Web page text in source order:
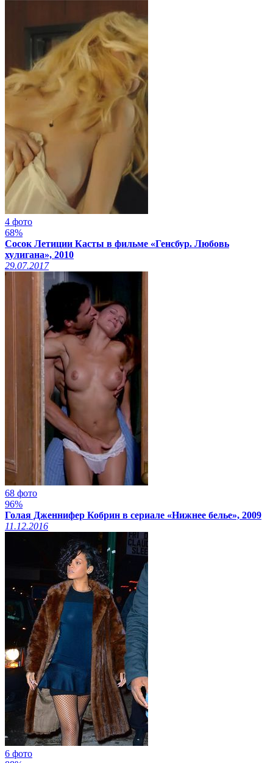
4 фото
68%
Сосок Летиции Касты в фильме «Генсбур. Любовь
хулигана», 2010
29.07.2017
68 фото
96%
Голая Дженнифер Кобрин в сериале «Нижнее белье», 2009
11.12.2016
6 фото